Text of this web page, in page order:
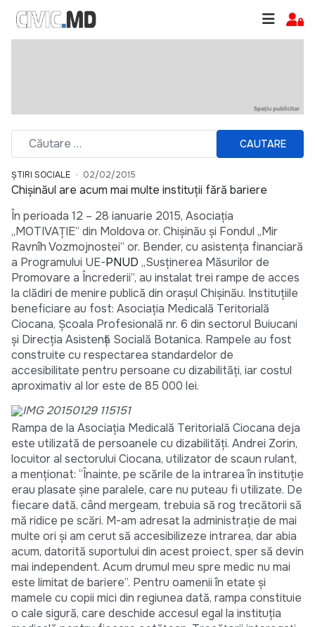
CAUTARE
ȘTIRI SOCIALE 02/02/2015
Chişinăul are acum mai multe instituții fără bariere
În perioada 12 – 28 ianuarie 2015, Asociația
„MOTIVAȚIE” din Moldova or. Chișinău şi Fondul „Mir
Ravnîh Vozmojnostei” or. Bender, cu asistenţa financiară
a Programului UE-PNUD „Susţinerea Măsurilor de
Promovare a Încrederii”, au instalat trei rampe de acces
la clădiri de menire publică din orașul Chișinău. Instituțiile
beneficiare au fost: Asociaţia Medicală Teritorială
Ciocana, Școala Profesională nr. 6 din sectorul Buiucani
și Direcția Asistență Socială Botanica. Rampele au fost
construite cu respectarea standardelor de
accesibilitate pentru persoane cu dizabilități, iar costul
aproximativ al lor este de 85 000 lei.
Rampa de la Asociaţia Medicală Teritorială Ciocana deja
este utilizată de persoanele cu dizabilități. Andrei Zorin,
locuitor al sectorului Ciocana, utilizator de scaun rulant,
a menționat: “Înainte, pe scările de la intrarea în instituție
erau plasate șine paralele, care nu puteau fi utilizate. De
fiecare dată, când mergeam, trebuia să rog trecătorii să
mă ridice pe scări. M-am adresat la administrație de mai
multe ori și am cerut să accesibilizeze intrarea, dar abia
acum, datorită suportului din acest proiect, sper să devin
mai independent. Acum drumul meu spre medic nu mai
este limitat de bariere”. Pentru oamenii în etate și
mamele cu copii mici din regiunea dată, rampa constituie
o cale sigură, care deschide accesul egal la instituția